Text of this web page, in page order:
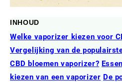
INHOUD
Welke vaporizer kiezen voor
Vergelijking van de
CBD bloemen vaporizer?
kiezen van een vaporizer De